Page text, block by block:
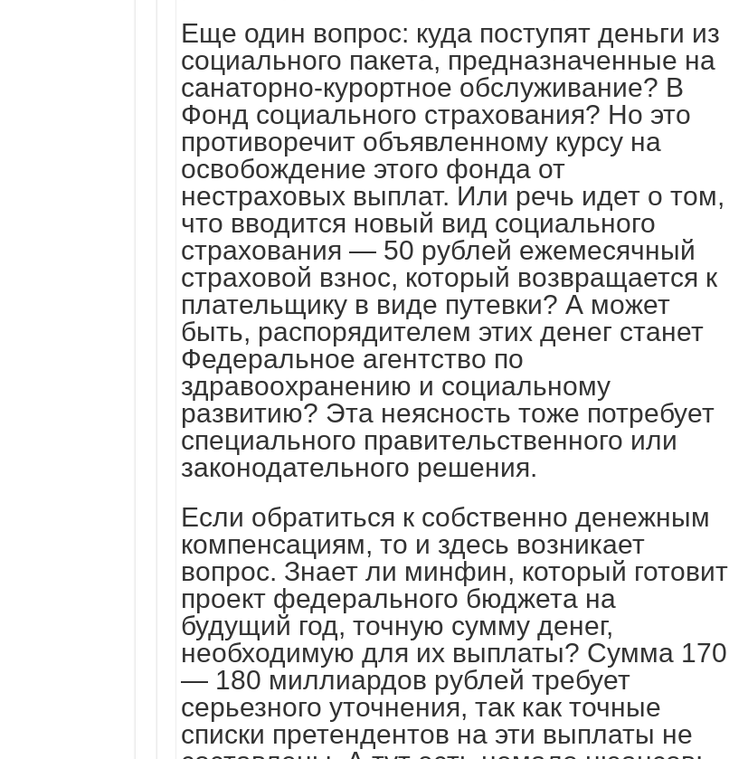
Еще один вопрос: куда поступят деньги из
социального пакета, предназначенные на
санаторно-курортное обслуживание? В
Фонд социального страхования? Но это
противоречит объявленному курсу на
освобождение этого фонда от
нестраховых выплат. Или речь идет о том,
что вводится новый вид социального
страхования — 50 рублей ежемесячный
страховой взнос, который возвращается к
плательщику в виде путевки? А может
быть, распорядителем этих денег станет
Федеральное агентство по
здравоохранению и социальному
развитию? Эта неясность тоже потребует
специального правительственного или
законодательного решения.
Если обратиться к собственно денежным
компенсациям, то и здесь возникает
вопрос. Знает ли минфин, который готовит
проект федерального бюджета на
будущий год, точную сумму денег,
необходимую для их выплаты? Сумма 170
— 180 миллиардов рублей требует
серьезного уточнения, так как точные
списки претендентов на эти выплаты не